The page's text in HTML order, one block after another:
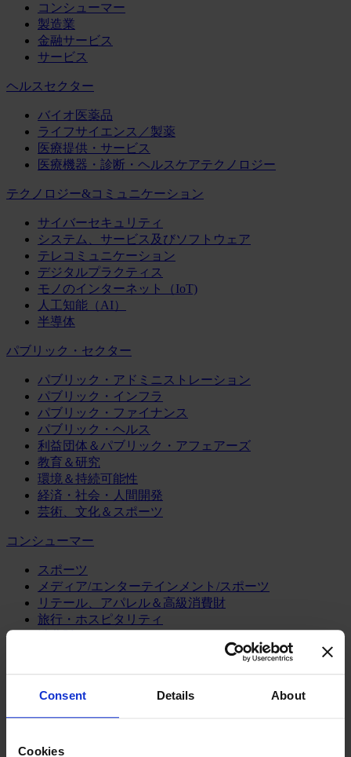
Consent Details About
Cookies
コンシューマー
製造業
金融サービス
サービス
ヘルスセクター
バイオ医薬品
ライフサイエンス／製薬
医療提供・サービス
医療機器・診断・ヘルスケアテクノロジー
テクノロジー&コミュニケーション
サイバーセキュリティ
システム、サービス及びソフトウェア
テレコミュニケーション
デジタルプラクティス
モノのインターネット（IoT)
人工知能（AI）
半導体
パブリック・セクター
パブリック・アドミニストレーション
パブリック・インフラ
パブリック・ファイナンス
パブリック・ヘルス
利益団体＆パブリック・アフェアーズ
教育＆研究
環境＆持続可能性
経済・社会・人間開発
芸術、文化＆スポーツ
コンシューマー
スポーツ
メディア/エンターテインメント/スポーツ
リテール、アパレル＆高級消費財
旅行・ホスピタリティ
エネルギー